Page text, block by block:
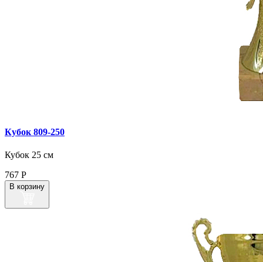
Кубок 809‑250
Кубок 25 см
767 Р
В корзину